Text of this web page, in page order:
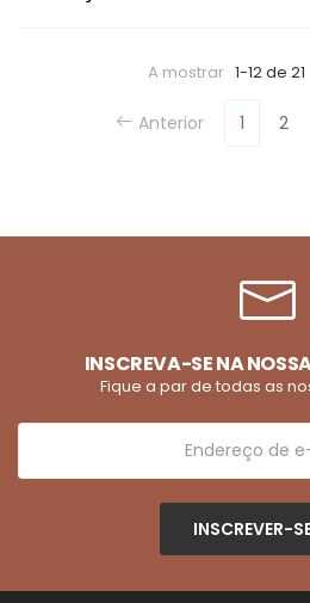
A mostrar 1-12 de 21
Anterior 1 2
INSCREVA-SE NA
Fique a par de todas as
INSCREVER-